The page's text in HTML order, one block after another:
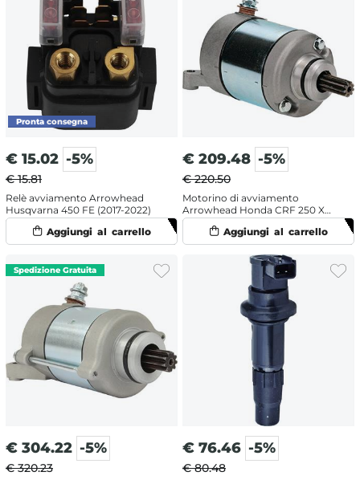
€ 15.02 -5%
€ 15.81
Relè avviamento Arrowhead
Husqvarna 450 FE (2017-2022)
€ 209.48 -5%
€ 220.50
Motorino di avviamento
Arrowhead Honda CRF 250 X
(2011-2013)
€ 304.22 -5%
€ 320.23
€ 76.46 -5%
€ 80.48